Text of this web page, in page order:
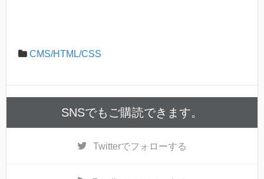
CMS/HTML/CSS
SNSでもご購読できます。
Twitterでフォローする